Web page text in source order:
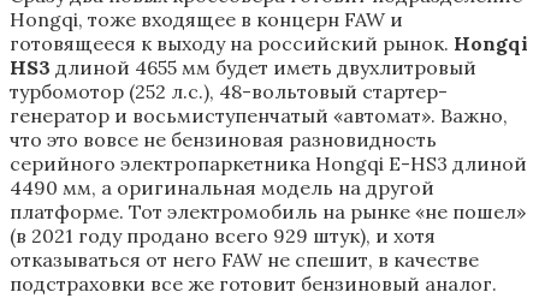
Hongqi, тоже входящее в концерн FAW и
готовящееся к выходу на российский рынок. Hongqi
HS3 длиной 4655 мм будет иметь двухлитровый
турбомотор (252 л.с.), 48-вольтовый стартер-
генератор и восьмиступенчатый «автомат». Важно,
что это вовсе не бензиновая разновидность
серийного электропаркетника Hongqi E-HS3 длиной
4490 мм, а оригинальная модель на другой
платформе. Тот электромобиль на рынке «не пошел»
(в 2021 году продано всего 929 штук), и хотя
отказываться от него FAW не спешит, в качестве
подстраховки все же готовит бензиновый аналог.